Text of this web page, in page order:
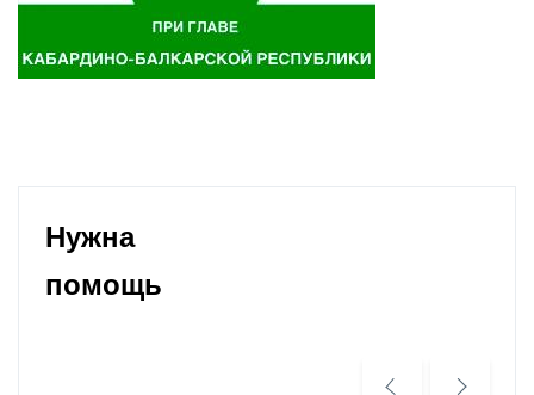
Нужна
помощь